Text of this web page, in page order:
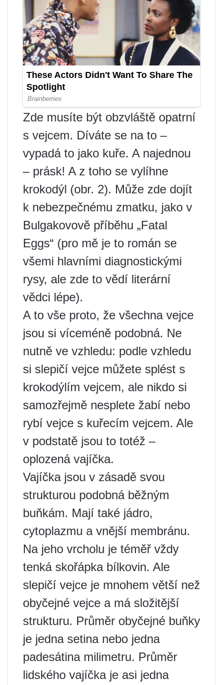
Zde musíte být obzvláště opatrní
s vejcem. Díváte se na to –
vypadá to jako kuře. A najednou
– prásk! A z toho se vylíhne
krokodýl (obr. 2). Může zde dojít
k nebezpečnému zmatku, jako v
Bulgakovově příběhu „Fatal
Eggs“ (pro mě je to román se
všemi hlavními diagnostickými
rysy, ale zde to vědí literární
vědci lépe).
A to vše proto, že všechna vejce
jsou si víceméně podobná. Ne
nutně ve vzhledu: podle vzhledu
si slepičí vejce můžete splést s
krokodýlím vejcem, ale nikdo si
samozřejmě nesplete žabí nebo
rybí vejce s kuřecím vejcem. Ale
v podstatě jsou to totéž –
oplozená vajíčka.
Vajíčka jsou v zásadě svou
strukturou podobná běžným
buňkám. Mají také jádro,
cytoplazmu a vnější membránu.
Na jeho vrcholu je téměř vždy
tenká skořápka bílkovin. Ale
slepičí vejce je mnohem větší než
obyčejné vejce a má složitější
strukturu. Průměr obyčejné buňky
je jedna setina nebo jedna
padesátina milimetru. Průměr
lidského vajíčka je asi jedna